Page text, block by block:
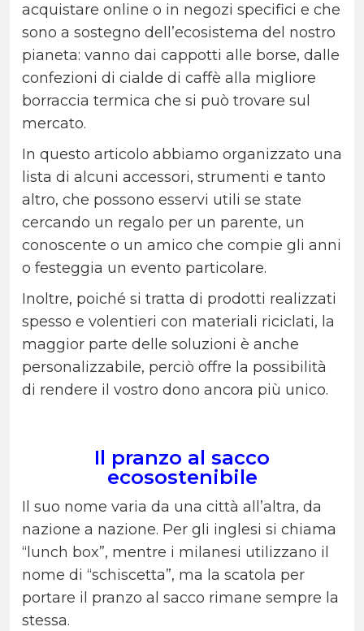
acquistare online o in negozi specifici e che
sono a sostegno dell’ecosistema del nostro
pianeta: vanno dai cappotti alle borse, dalle
confezioni di cialde di caffè alla migliore
borraccia termica che si può trovare sul
mercato.
In questo articolo abbiamo organizzato una
lista di alcuni accessori, strumenti e tanto
altro, che possono esservi utili se state
cercando un regalo per un parente, un
conoscente o un amico che compie gli anni
o festeggia un evento particolare.
Inoltre, poiché si tratta di prodotti realizzati
spesso e volentieri con materiali riciclati, la
maggior parte delle soluzioni è anche
personalizzabile, perciò offre la possibilità
di rendere il vostro dono ancora più unico.
Il pranzo al sacco
ecosostenibile
Il suo nome varia da una città all’altra, da
nazione a nazione. Per gli inglesi si chiama
“lunch box”, mentre i milanesi utilizzano il
nome di “schiscetta”, ma la scatola per
portare il pranzo al sacco rimane sempre la
stessa.